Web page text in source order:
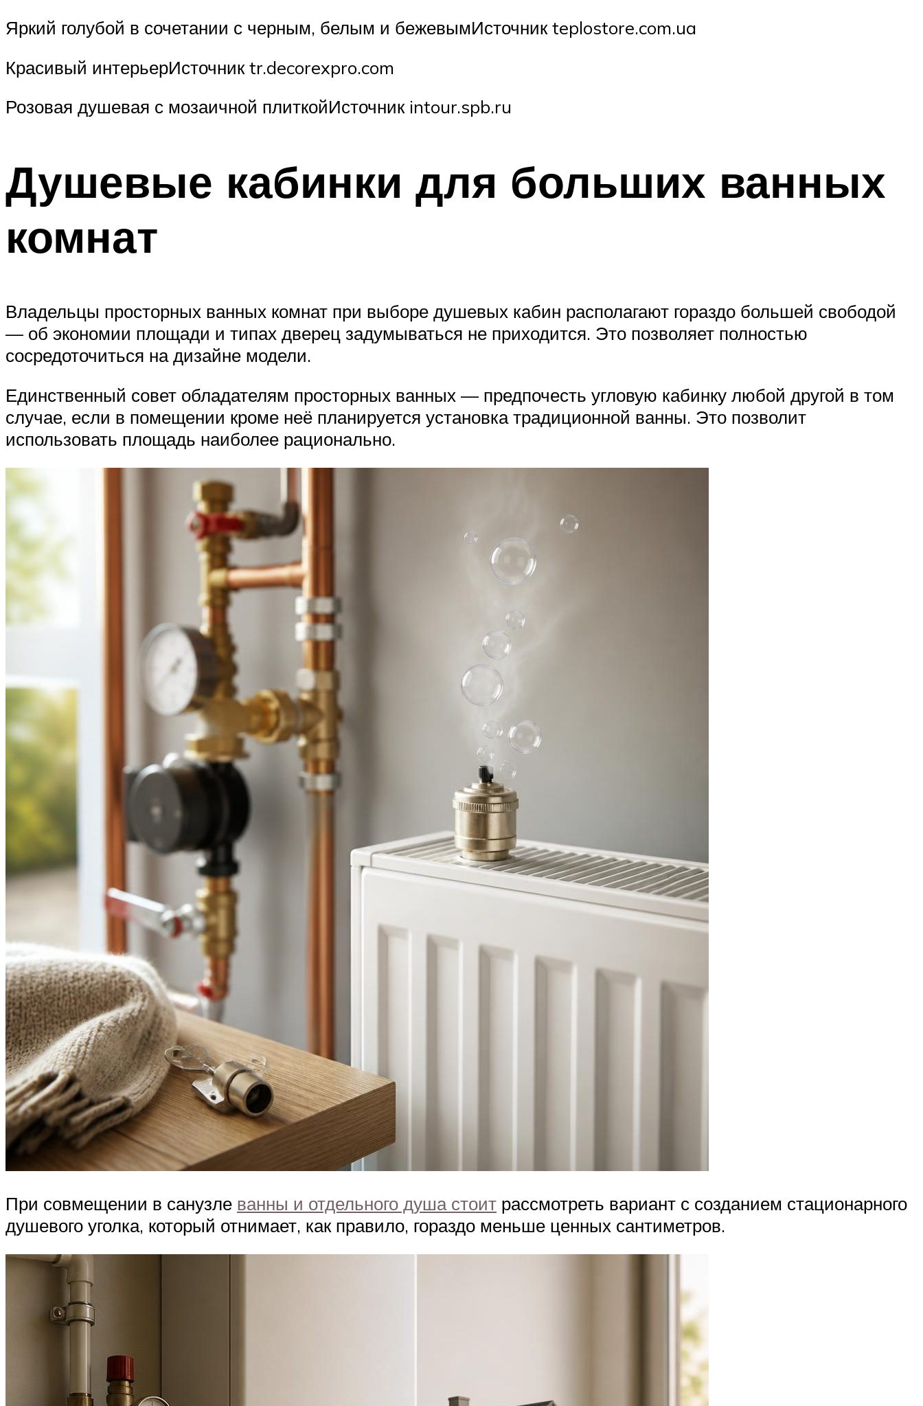
Яркий голубой в сочетании с черным, белым и бежевымИсточник teplostore.com.ua
Красивый интерьерИсточник tr.decorexpro.com
Розовая душевая с мозаичной плиткойИсточник intour.spb.ru
Душевые кабинки для больших ванных
комнат
Владельцы просторных ванных комнат при выборе душевых кабин располагают гораздо большей свободой
— об экономии площади и типах дверец задумываться не приходится. Это позволяет полностью
сосредоточиться на дизайне модели.
Единственный совет обладателям просторных ванных — предпочесть угловую кабинку любой другой в том
случае, если в помещении кроме неё планируется установка традиционной ванны. Это позволит
использовать площадь наиболее рационально.
При совмещении в санузле ванны и отдельного душа стоит рассмотреть вариант с созданием стационарного
душевого уголка, который отнимает, как правило, гораздо меньше ценных сантиметров.